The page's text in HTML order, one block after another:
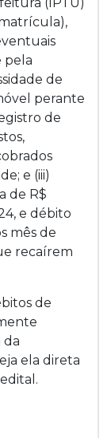
pela
de
perante
de
e (iii)
de R$
e débito
mês de
recaírem
de
da
ela direta